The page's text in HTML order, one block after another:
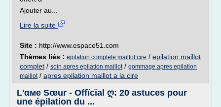
Ajouter au...
Lire la suite
Site : http://www.espace51.com
Thèmes liés : epilation complete maillot cire / epilation maillot
complet / soin apres epilation maillot/ gommage apres epilation
maillot/ apres epilation maillot a la cire
L'αмe Sœur - Offïcïal ღ: 20 astuces pour
une épilation du ...